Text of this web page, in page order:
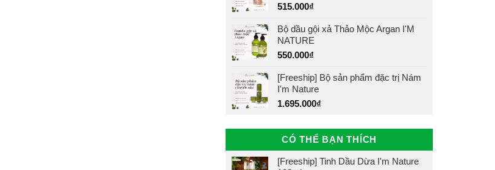
515.000₫
Bộ dầu gội xả Thảo Mộc Argan I'M
NATURE
550.000₫
[Freeship] Bộ sản phẩm đặc trị Nám
I'm Nature
1.695.000₫
CÓ THỂ BẠN THÍCH
[Freeship] Tinh Dầu Dừa I'm Nature